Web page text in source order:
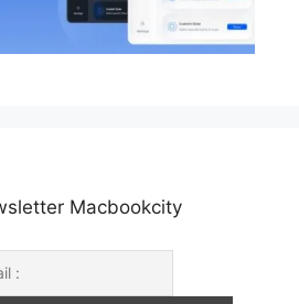
Macbookcity